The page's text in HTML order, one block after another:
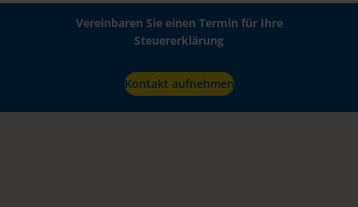
Vereinbaren Sie einen Termin für Ihre
Steuererklärung
Kontakt aufnehmen